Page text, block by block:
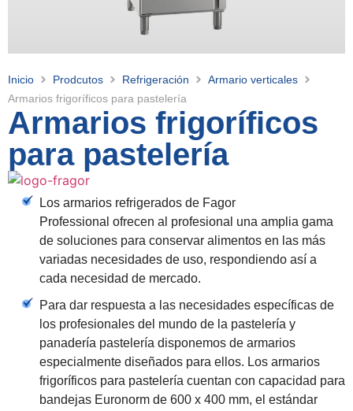
Inicio Prodcutos Refrigeración
Armario verticales
Armarios frigoríficos para pastelería
Armarios frigoríficos
para pastelería
Los armarios refrigerados de Fagor
Professional ofrecen al profesional una amplia gama
de soluciones para conservar alimentos en las más
variadas necesidades de uso, respondiendo así a
cada necesidad de mercado.
Para dar respuesta a las necesidades específicas de
los profesionales del mundo de la pastelería y
panadería pastelería disponemos de armarios
especialmente diseñados para ellos. Los armarios
frigoríficos para pastelería cuentan con capacidad para
bandejas Euronorm de 600 x 400 mm, el estándar